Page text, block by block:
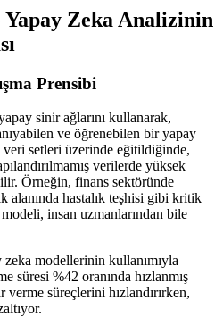
Zeka Analizinin
Prensibi
sinir ağlarını kullanarak,
ve öğrenebilen bir yapay
setleri üzerinde eğitildiğinde,
verilerde yüksek
Örneğin, finans sektöründe
alanında hastalık teşhisi gibi kritik
insan uzmanlarından bile
modellerinin kullanımıyla
süresi %42 oranında hızlanmış
süreçlerini hızlandırırken,